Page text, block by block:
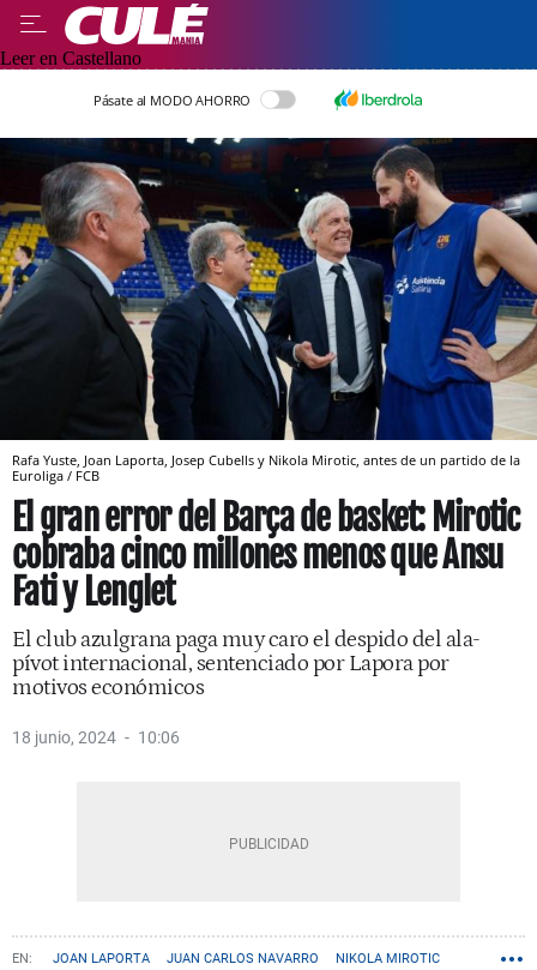
Leer en Castellano
Pásate al MODO AHORRO
Rafa Yuste, Joan Laporta, Josep Cubells y Nikola Mirotic, antes de un partido de la
Euroliga / FCB
El gran error del Barça de basket: Mirotic
cobraba cinco millones menos que Ansu
Fati y Lenglet
El club azulgrana paga muy caro el despido del ala-
pívot internacional, sentenciado por Lapora por
motivos económicos
18 junio, 2024 10:06
JOAN LAPORTA JUAN CARLOS NAVARRO NIKOLA MIROTIC